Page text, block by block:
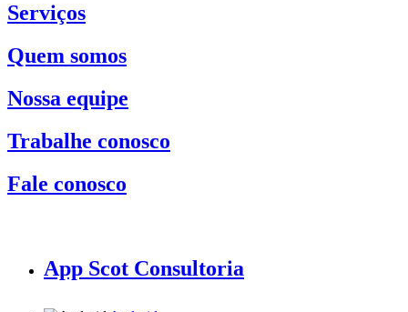
Serviços
Quem somos
Nossa equipe
Trabalhe conosco
Fale conosco
App Scot Consultoria